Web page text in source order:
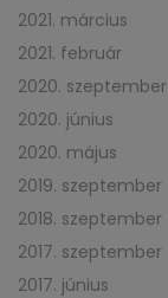
2021. március
2021. február
2020. szeptember
2020. június
2020. május
2019. szeptember
2018. szeptember
2017. szeptember
2017. június